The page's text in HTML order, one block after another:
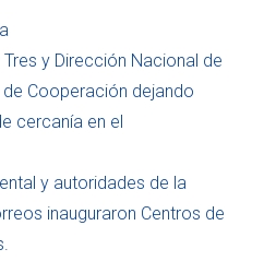
y Dirección Nacional de
Cooperación dejando
cercanía en el
y autoridades de la
inauguraron Centros de